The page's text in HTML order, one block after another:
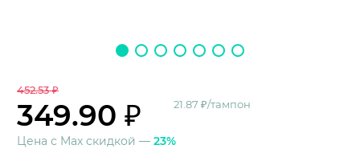
452.53 ₽
349.90 ₽ 21.87 ₽/тампон
Цена с Max скидкой — 23%